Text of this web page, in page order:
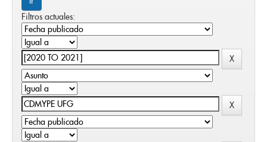
Filtros actuales: